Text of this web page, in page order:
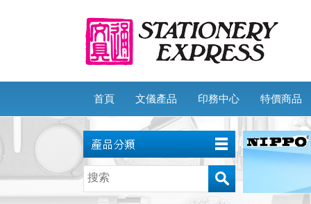
首頁 文儀產品 印務中心 特價商品